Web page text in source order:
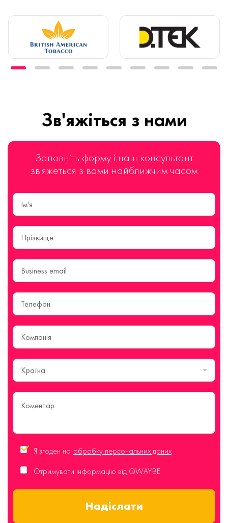
Зв'яжіться з нами
Заповніть форму і наш консультант
зв'яжеться з вами найближчим часом
Країна
Я згоден на обробку персональних даних
Отримувати інформацію від QWAYBE
Надіслати